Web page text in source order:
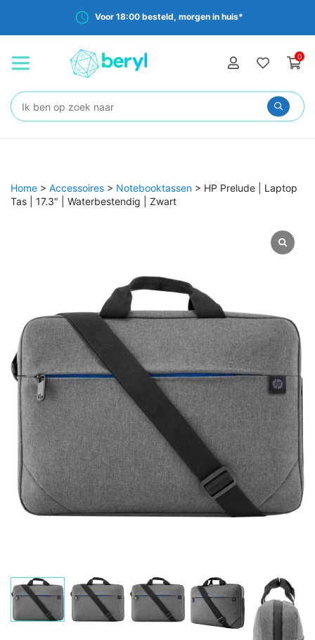
Voor 18:00 besteld, morgen in huis*
0
Zoeken:
Home > Accessoires > Notebooktassen > HP Prelude | Laptop
Tas | 17.3″ | Waterbestendig | Zwart